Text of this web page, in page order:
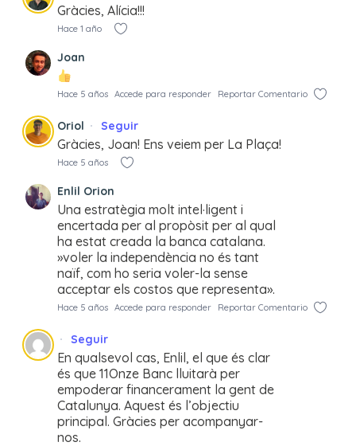
Gràcies, Alícia!!!
Hace 1 año
Joan
Hace 5 años Accede para responder Reportar Comentario
Oriol Seguir
Gràcies, Joan! Ens veiem per La Plaça!
Hace 5 años
Enlil Orion
Una estratègia molt intel·ligent i
encertada per al propòsit per al qual
ha estat creada la banca catalana.
»voler la independència no és tant
naïf, com ho seria voler-la sense
acceptar els costos que representa».
Hace 5 años Accede para responder Reportar Comentario
Seguir
En qualsevol cas, Enlil, el que és clar
és que 11Onze Banc lluitarà per
empoderar financerament la gent de
Catalunya. Aquest és l’objectiu
principal. Gràcies per acompanyar-
nos.